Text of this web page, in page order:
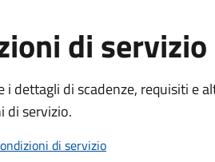
di servizio
i dettagli di scadenze, requisiti e
di servizio.
di servizio